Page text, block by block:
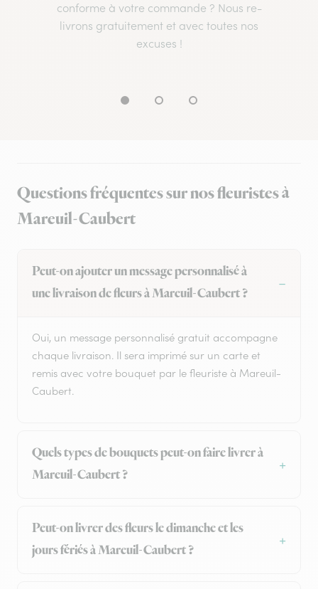
conforme à votre commande ? Nous re-
livrons gratuitement et avec toutes nos
excuses !
Questions fréquentes sur nos fleuristes à
Mareuil-Caubert
Peut-on ajouter un message personnalisé à
une livraison de fleurs à Mareuil-Caubert ?
Oui, un message personnalisé gratuit accompagne
chaque livraison. Il sera imprimé sur un carte et
remis avec votre bouquet par le fleuriste à Mareuil-
Caubert.
Quels types de bouquets peut-on faire livrer à
Mareuil-Caubert ?
Peut-on livrer des fleurs le dimanche et les
jours fériés à Mareuil-Caubert ?